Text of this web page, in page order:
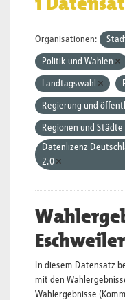
Organisationen:
Politik und Wahlen
Landtagswahl
Regierung und
Regionen und Städte
Datenlizenz
2.0
Eschweiler
In diesem Datensatz
mit den
Wahlergebnisse